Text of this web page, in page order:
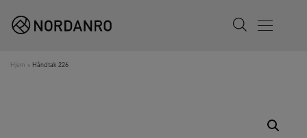
Search
Menu
Hjem » Håndtak 226